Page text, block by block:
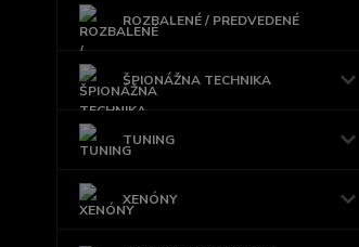
ROZBALENÉ / PREDVEDENÉ
ŠPIONÁŽNA TECHNIKA
TUNING
XENÓNY